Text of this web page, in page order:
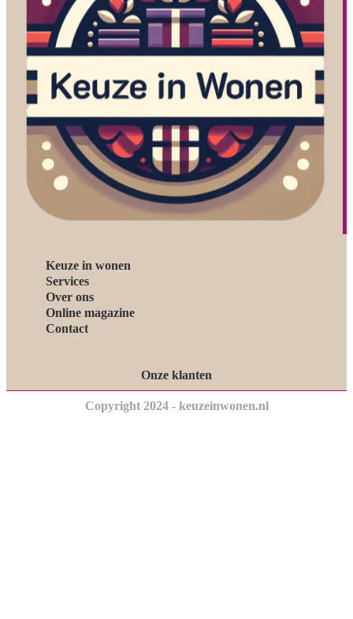
Keuze in wonen
Services
Over ons
Online magazine
Contact
Onze klanten
Copyright 2024 - keuzeinwonen.nl